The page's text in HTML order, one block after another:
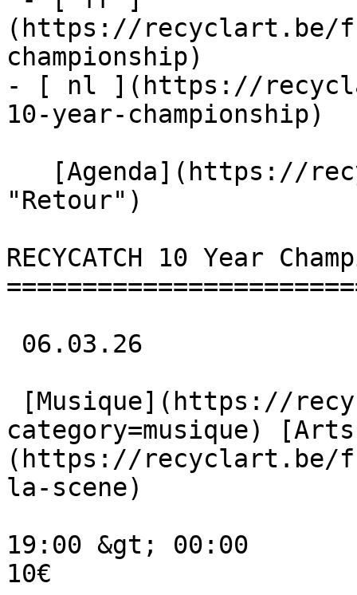
(https://recyclart.be/
championship)
- [ nl ](https://
10-year-championship)
"Retour")
RECYCATCH 10 Year
category=musique)
(https://recyclart.be/
la-scene)
19:00 &gt; 00:00
10€